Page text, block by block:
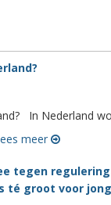
In Nederland
meer
tegen
té groot voor